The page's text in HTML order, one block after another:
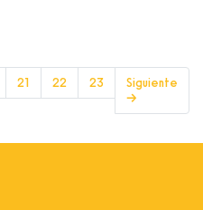
21 22 23
Siguiente
→